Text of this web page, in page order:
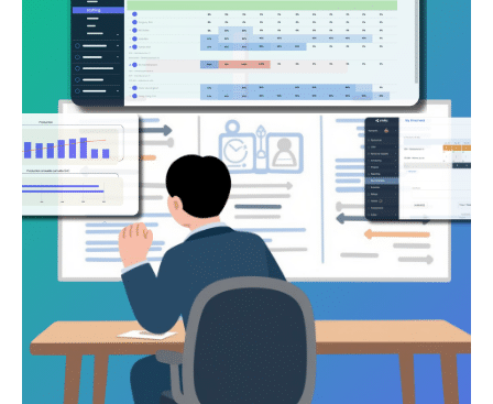
Zijn de resultaten verkregen met behulp van
PSA-software?
Een stijging van het gebruik van
consultants
Meer controle over de marge
Wat adviesbureaus meten na de
implementatie van Stafiz
Wanneer is het tijd om over de stappen op
PSA-software te gaan?
Welke tools vervangen de PSA-software
waarmee deze moet worden geïntegreerd?
Bij implementatie van PSA-software: wat
verandert er in uw stack
Welke tools heeft PSA tot zijn
beschikking om te integreren?